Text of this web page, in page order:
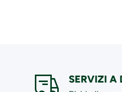
SERVIZI A